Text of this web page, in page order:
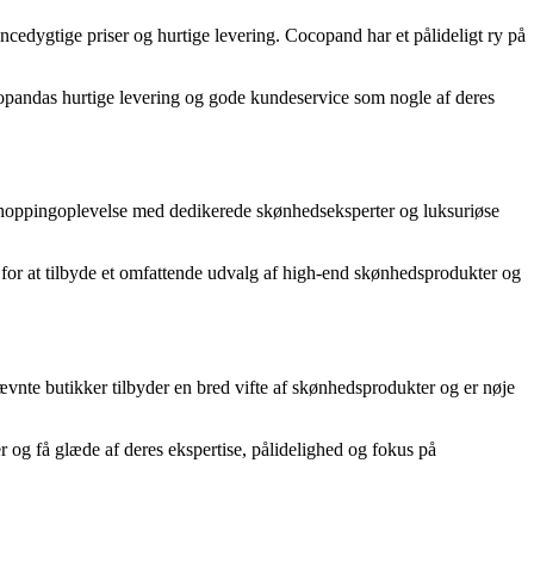
priser og hurtige levering. Cocopand har et pålideligt ry på
hurtige levering og gode kundeservice som nogle af deres
med dedikerede skønhedseksperter og luksuriøse
at tilbyde et omfattende udvalg af high-end skønhedsprodukter og
butikker tilbyder en bred vifte af skønhedsprodukter og er nøje
få glæde af deres ekspertise, pålidelighed og fokus på